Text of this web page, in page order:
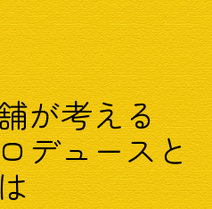
が考える
デュースと
は